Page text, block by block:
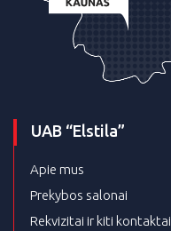
UAB “Elstila”
Apie mus
Prekybos salonai
Rekvizitai ir kiti kontaktai